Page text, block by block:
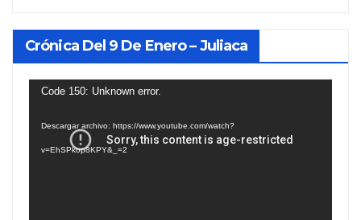
Crónica Del 9 De Enero – Juliaca
Reproductor
Code 150: Unknown error.
Descargar archivo: https://www.youtube.com/watch?
v=EhSPkop8KPY&_=2